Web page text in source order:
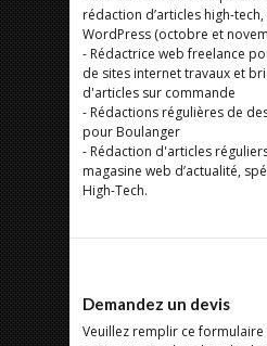
rédaction d’articles high-
WordPress (octobre et
- Rédactrice web freelance
de sites internet travaux et
d'articles sur commande
- Rédactions régulières de
pour Boulanger
- Rédaction d'articles
magasine web d’actualité,
High-Tech.
Demandez un devis
Veuillez remplir ce formulaire